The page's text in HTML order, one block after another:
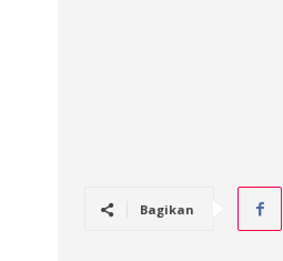
Bagikan